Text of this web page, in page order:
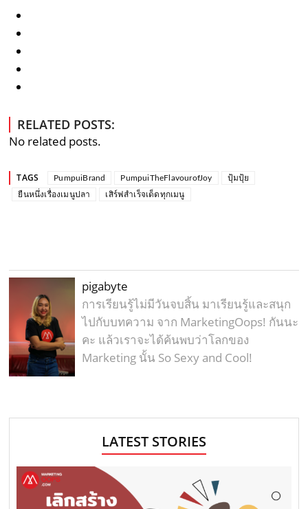
RELATED POSTS:
No related posts.
TAGS PumpuiBrand PumpuiTheFlavourofJoy
ปุ้มปุ้ย
ยืนหนึ่งเรื่องเมนูปลา
เสิร์ฟสำเร็จเด็ดทุกเมนู
pigabyte
การเรียนรู้ไม่มีวันจบสิ้น มาเรียนรู้และสนุก
ไปกับบทความ จาก MarketingOops! กันนะ
คะ แล้วเราจะได้ค้นพบว่าโลกของ
Marketing นั้น So Sexy and Cool!
LATEST STORIES